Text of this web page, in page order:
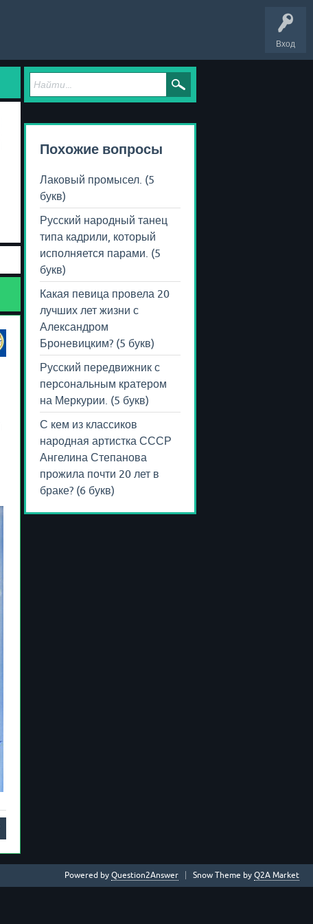
Вход
Похожие вопросы
Лаковый промысел. (5
букв)
Русский народный танец
типа кадрили, который
исполняется парами. (5
букв)
Какая певица провела 20
лучших лет жизни с
Александром
Броневицким? (5 букв)
Русский передвижник с
персональным кратером
на Меркурии. (5 букв)
С кем из классиков
народная артистка СССР
Ангелина Степанова
прожила почти 20 лет в
браке? (6 букв)
Snow Theme by Q2A Market
Powered by Question2Answer